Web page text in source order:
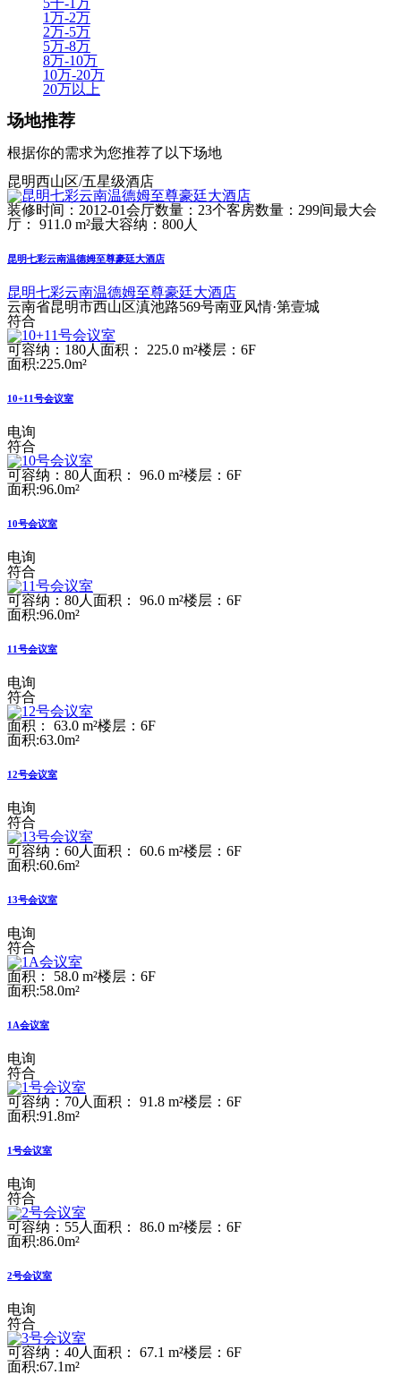
1万-2万
2万-5万
5万-8万
8万-10万
10万-20万
20万以上
场地推荐
根据你的需求为您推荐了以下场地
昆明西山区/五星级酒店
装修时间：2012-01会厅数量：23个客房数量：299间最大会
厅： 911.0 m²最大容纳：800人
昆明七彩云南温德姆至尊豪廷大酒店
昆明七彩云南温德姆至尊豪廷大酒店
云南省昆明市西山区滇池路569号南亚风情·第壹城
符合
可容纳：180人 面积： 225.0 m²楼层：6F
面积:225.0m²
10+11号会议室
电询
符合
可容纳：80人 面积： 96.0 m²楼层：6F
面积:96.0m²
10号会议室
电询
符合
可容纳：80人 面积： 96.0 m²楼层：6F
面积:96.0m²
11号会议室
电询
符合
面积： 63.0 m²楼层：6F
面积:63.0m²
12号会议室
电询
符合
可容纳：60人 面积： 60.6 m²楼层：6F
面积:60.6m²
13号会议室
电询
符合
面积： 58.0 m²楼层：6F
面积:58.0m²
1A会议室
电询
符合
可容纳：70人 面积： 91.8 m²楼层：6F
面积:91.8m²
1号会议室
电询
符合
可容纳：55人 面积： 86.0 m²楼层：6F
面积:86.0m²
2号会议室
电询
符合
可容纳：40人 面积： 67.1 m²楼层：6F
面积:67.1m²